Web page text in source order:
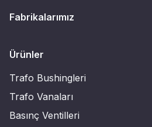
Fabrikalarımız
Ürünler
Trafo Bushingleri
Trafo Vanaları
Basınç Ventilleri